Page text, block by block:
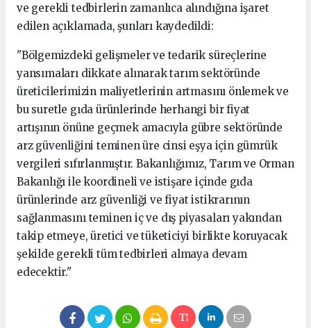
ve gerekli tedbirlerin zamanlıca alındığına işaret
edilen açıklamada, şunları kaydedildi:
"Bölgemizdeki gelişmeler ve tedarik süreçlerine
yansımaları dikkate alınarak tarım sektöründe
üreticilerimizin maliyetlerinin artmasını önlemek ve
bu suretle gıda ürünlerinde herhangi bir fiyat
artışının önüne geçmek amacıyla gübre sektöründe
arz güvenliğini teminen üre cinsi eşya için gümrük
vergileri sıfırlanmıştır. Bakanlığımız, Tarım ve Orman
Bakanlığı ile koordineli ve istişare içinde gıda
ürünlerinde arz güvenliği ve fiyat istikrarının
sağlanmasını teminen iç ve dış piyasaları yakından
takip etmeye, üretici ve tüketiciyi birlikte koruyacak
şekilde gerekli tüm tedbirleri almaya devam
edecektir."